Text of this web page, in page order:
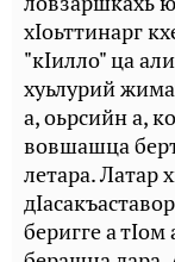
хIоьттинарг
"кIилло" ца
хуьлурий
а, оьрсийн а,
вовшашца
летара. Латар
беригге а тIом